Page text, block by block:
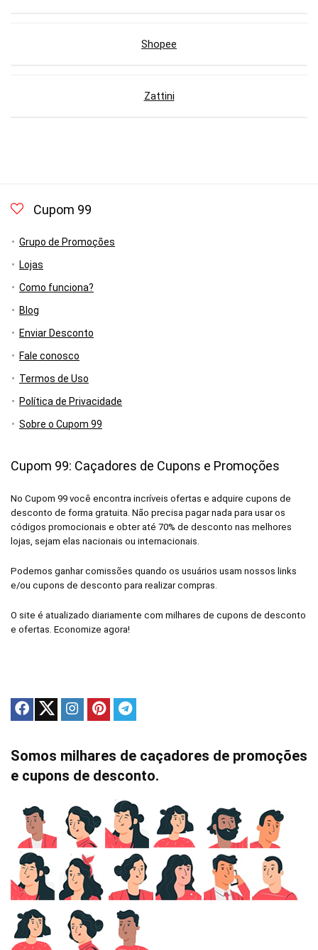
Shopee
Zattini
Cupom 99
Grupo de Promoções
Lojas
Como funciona?
Blog
Enviar Desconto
Fale conosco
Termos de Uso
Política de Privacidade
Sobre o Cupom 99
Cupom 99: Caçadores de Cupons e Promoções
No Cupom 99 você encontra incríveis ofertas e adquire cupons de
desconto de forma gratuita. Não precisa pagar nada para usar os
códigos promocionais e obter até 70% de desconto nas melhores
lojas, sejam elas nacionais ou internacionais.
Podemos ganhar comissões quando os usuários usam nossos links
e/ou cupons de desconto para realizar compras.
O site é atualizado diariamente com milhares de cupons de desconto
e ofertas. Economize agora!
Somos milhares de caçadores de promoções
e cupons de desconto.